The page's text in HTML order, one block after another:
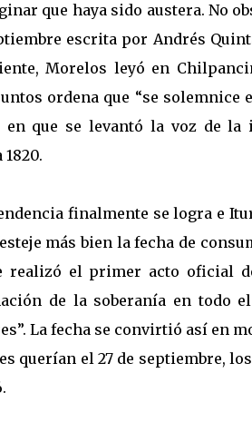
que haya sido austera. No
escrita por Andrés
Morelos leyó en
ordena que “se solemnice
que se levantó la voz de la
finalmente se logra e
más bien la fecha de
realizó el primer acto oficial
de la soberanía en todo
La fecha se convirtió así en
querían el 27 de septiembre,